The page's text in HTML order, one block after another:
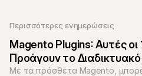
Περισσότερες ενημερώσεις
Magento Plugins: Αυτές οι
Προάγουν το
Με τα πρόσθετα Magento,